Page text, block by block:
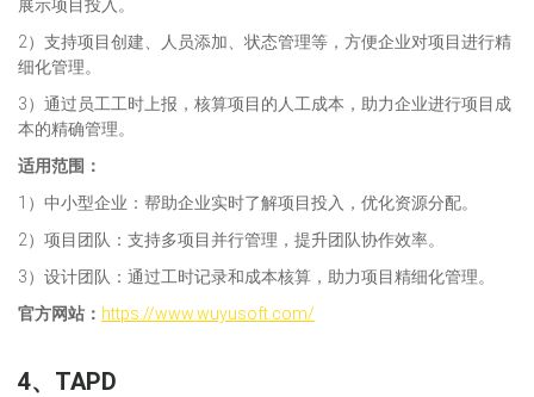
展示项目投入。
2）支持项目创建、人员添加、状态管理等，方便企业对项目进行精
细化管理。
3）通过员工工时上报，核算项目的人工成本，助力企业进行项目成
本的精确管理。
适用范围：
1）中小型企业：帮助企业实时了解项目投入，优化资源分配。
2）项目团队：支持多项目并行管理，提升团队协作效率。
3）设计团队：通过工时记录和成本核算，助力项目精细化管理。
官方网站： https://www.wuyusoft.com/
4、 TAPD